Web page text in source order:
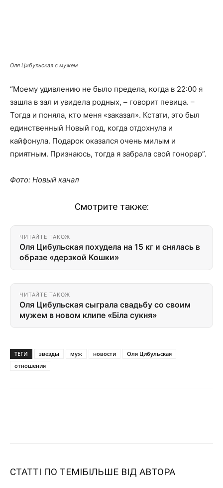
Оля Цибульская с мужем
“Моему удивлению не было предела, когда в 22:00 я
зашла в зал и увидела родных, – говорит певица. –
Тогда и поняла, кто меня «заказал». Кстати, это был
единственный Новый год, когда отдохнула и
кайфонула. Подарок оказался очень милым и
приятным. Признаюсь, тогда я забрала свой гонорар”.
Фото: Новый канал
Смотрите также:
ЧИТАЙТЕ ТАКОЖ
Оля Цибульская похудела на 15 кг и снялась в
образе «дерзкой Кошки»
ЧИТАЙТЕ ТАКОЖ
Оля Цибульская сыграла свадьбу со своим
мужем в новом клипе «Біла сукня»
ТЕГИ звезды муж новости
Оля Цибульская
отношения
СТАТТІ ПО ТЕМІБІЛЬШЕ ВІД АВТОРА